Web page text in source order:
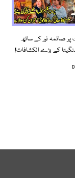
صائمہ نور کے ساتھ
سنگیتا کے بڑے انکشافات!